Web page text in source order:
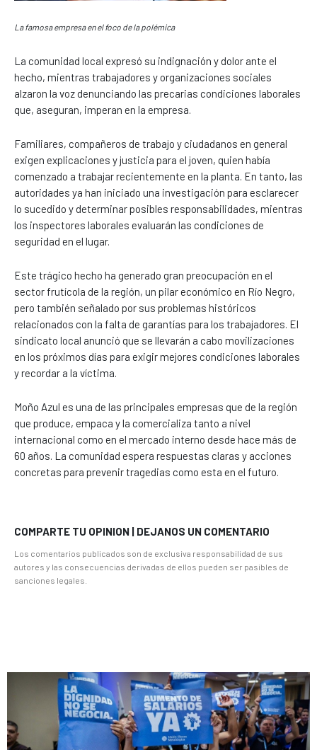
La famosa empresa en el foco de la polémica
La comunidad local expresó su indignación y dolor ante el
hecho, mientras trabajadores y organizaciones sociales
alzaron la voz denunciando las precarias condiciones laborales
que, aseguran, imperan en la empresa.
Familiares, compañeros de trabajo y ciudadanos en general
exigen explicaciones y justicia para el joven, quien había
comenzado a trabajar recientemente en la planta. En tanto, las
autoridades ya han iniciado una investigación para esclarecer
lo sucedido y determinar posibles responsabilidades, mientras
los inspectores laborales evaluarán las condiciones de
seguridad en el lugar.
Este trágico hecho ha generado gran preocupación en el
sector frutícola de la región, un pilar económico en Río Negro,
pero también señalado por sus problemas históricos
relacionados con la falta de garantías para los trabajadores. El
sindicato local anunció que se llevarán a cabo movilizaciones
en los próximos días para exigir mejores condiciones laborales
y recordar a la víctima.
Moño Azul es una de las principales empresas que de la región
que produce, empaca y la comercializa tanto a nivel
internacional como en el mercado interno desde hace más de
60 años. La comunidad espera respuestas claras y acciones
concretas para prevenir tragedias como esta en el futuro.
COMPARTE TU OPINION | DEJANOS UN COMENTARIO
Los comentarios publicados son de exclusiva responsabilidad de sus
autores y las consecuencias derivadas de ellos pueden ser pasibles de
sanciones legales.